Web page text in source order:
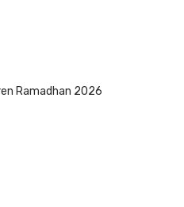
Ramadhan 2026